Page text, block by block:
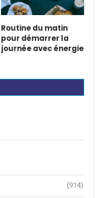
Routine du matin
pour démarrer la
journée avec énergie
(914)